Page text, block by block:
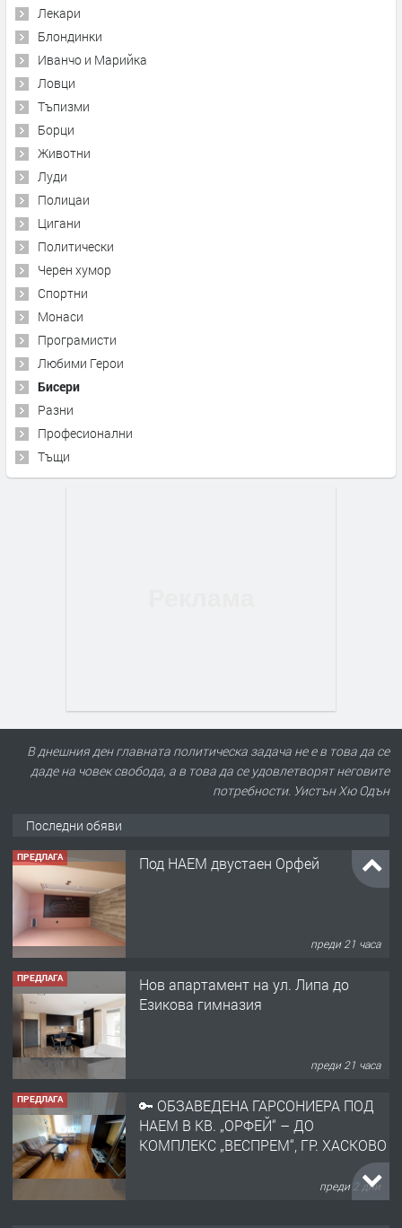
Лекари
Блондинки
Иванчо и Марийка
Ловци
Тъпизми
Борци
Животни
Луди
Полицаи
Цигани
Политически
Черен хумор
Спортни
Монаси
Програмисти
Любими Герои
Бисери
Разни
Професионални
Тъщи
В днешния ден главната политическа задача не е в това да се
даде на човек свобода, а в това да се удовлетворят неговите
потребности. Уистън Хю Одън
Последни обяви
ПРЕДЛАГА Под НАЕМ двустаен Орфей
преди 21 часа
ПРЕДЛАГА
Нов апартамент на ул. Липа до
Езикова гимназия
преди 21 часа
ПРЕДЛАГА
🔑 ОБЗАВЕДЕНА ГАРСОНИЕРА ПОД
НАЕМ В КВ. „ОРФЕЙ“ – ДО
КОМПЛЕКС „ВЕСПРЕМ“, ГР. ХАСКОВО
преди 2 дни